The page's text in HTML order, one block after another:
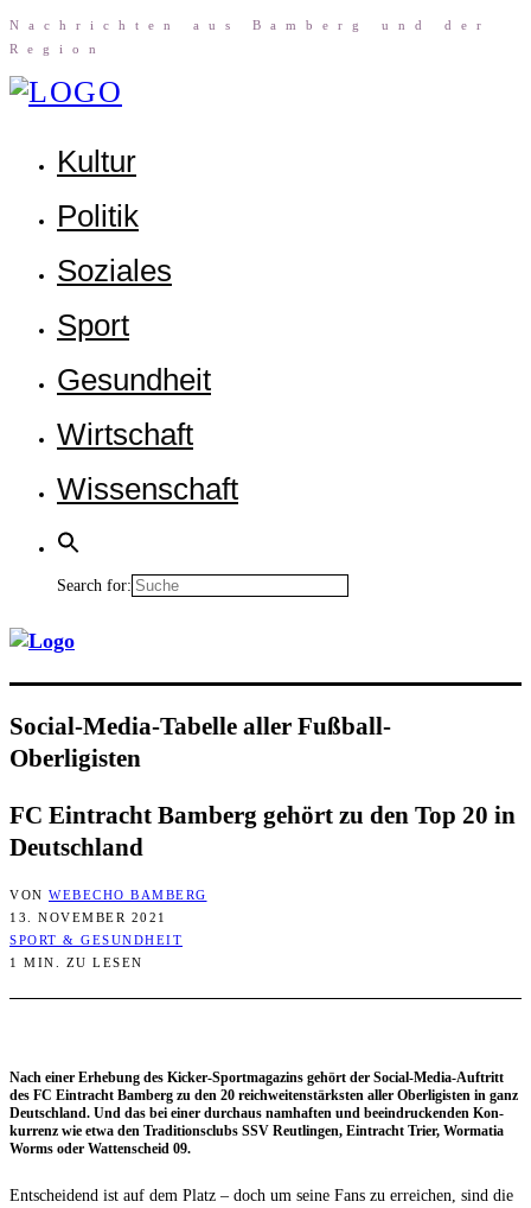
Nach­rich­ten aus Bam­berg und der
Region
Kul­tur
Poli­tik
Sozia­les
Sport
Gesund­heit
Wirt­schaft
Wis­sen­schaft
Search for:
Social-Media-Tabel­le aller Fußball-
Oberligisten
FC Ein­tracht Bam­berg gehört zu den Top 20 in
Deutschland
VON WEBECHO BAMBERG
13. NOVEMBER 2021
SPORT & GESUNDHEIT
1 MIN. ZU LESEN
Nach einer Erhe­bung des Kicker-Sport­ma­ga­zins gehört der Social-Media-Auf­tritt
des FC Ein­tracht Bam­berg zu den 20 reich­wei­ten­stärks­ten aller Ober­li­gis­ten in ganz
Deutsch­land. Und das bei einer durch­aus nam­haf­ten und beein­dru­cken­den Kon­
kur­renz wie etwa den Tra­di­ti­ons­clubs SSV Reut­lin­gen, Ein­tracht Trier, Worma­tia
Worms oder Wat­ten­scheid 09.
Ent­schei­dend ist auf dem Platz – doch um sei­ne Fans zu errei­chen, sind die